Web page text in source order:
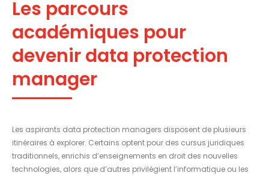
Les parcours
académiques pour
devenir data protection
manager
Les aspirants data protection managers disposent de plusieurs
itinéraires à explorer. Certains optent pour des cursus juridiques
traditionnels, enrichis d’enseignements en droit des nouvelles
technologies, alors que d’autres privilégient l’informatique ou les